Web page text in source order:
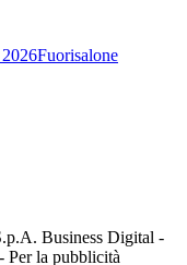
Fuorisalone
Business Digital -
Per la pubblicità